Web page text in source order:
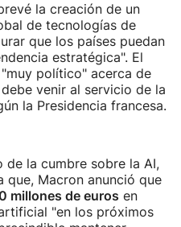
la creación de un
de tecnologías de
que los países puedan
estratégica". El
político" acerca de
venir al servicio de la
la Presidencia francesa.
de la cumbre sobre la AI,
que, Macron anunció que
millones de euros en
"en los próximos